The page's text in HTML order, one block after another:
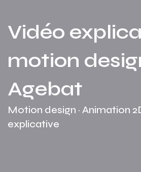
Vidéo
motion
Agebat
Motion design · Animation
explicative